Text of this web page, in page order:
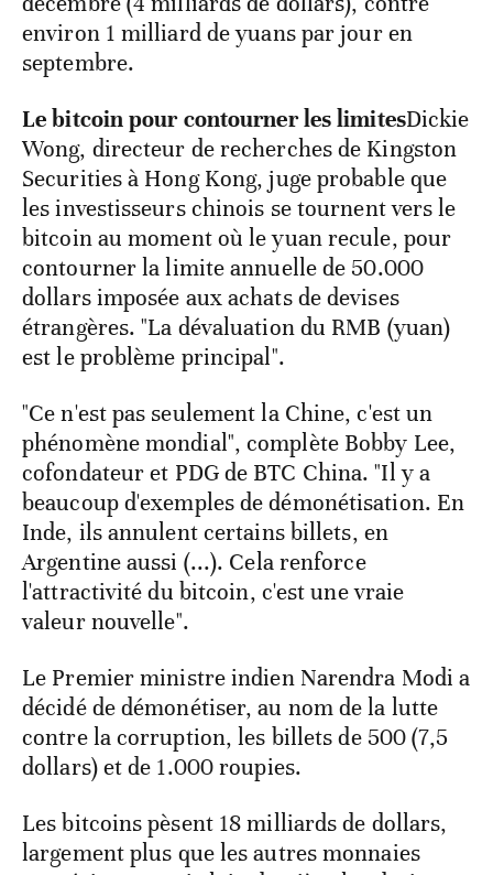
environ 1 milliard de yuans par jour en
septembre.
Le bitcoin pour contourner les limitesDickie
Wong, directeur de recherches de Kingston
Securities à Hong Kong, juge probable que
les investisseurs chinois se tournent vers le
bitcoin au moment où le yuan recule, pour
contourner la limite annuelle de 50.000
dollars imposée aux achats de devises
étrangères. "La dévaluation du RMB (yuan)
est le problème principal".
"Ce n'est pas seulement la Chine, c'est un
phénomène mondial", complète Bobby Lee,
cofondateur et PDG de BTC China. "Il y a
beaucoup d'exemples de démonétisation. En
Inde, ils annulent certains billets, en
Argentine aussi (...). Cela renforce
l'attractivité du bitcoin, c'est une vraie
valeur nouvelle".
Le Premier ministre indien Narendra Modi a
décidé de démonétiser, au nom de la lutte
contre la corruption, les billets de 500 (7,5
dollars) et de 1.000 roupies.
Les bitcoins pèsent 18 milliards de dollars,
largement plus que les autres monnaies